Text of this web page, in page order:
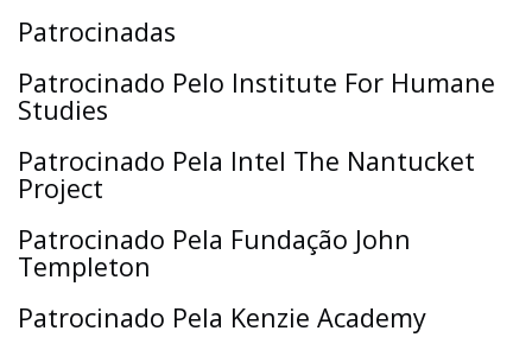
Patrocinadas
Patrocinado Pelo Institute For Humane
Studies
Patrocinado Pela Intel The Nantucket
Project
Patrocinado Pela Fundação John
Templeton
Patrocinado Pela Kenzie Academy